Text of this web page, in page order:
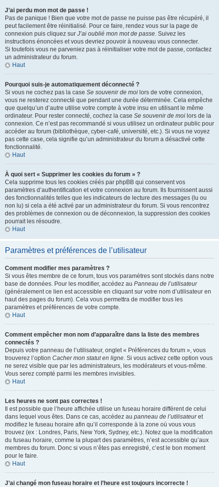
J’ai perdu mon mot de passe !
Pas de panique ! Bien que votre mot de passe ne puisse pas être récupéré, il
peut facilement être réinitialisé. Pour ce faire, rendez vous sur la page de
connexion puis cliquez sur J’ai oublié mon mot de passe. Suivez les
instructions énoncées et vous devriez pouvoir à nouveau vous connecter.
Si toutefois vous ne parveniez pas à réinitialiser votre mot de passe, contactez
un administrateur du forum.
Haut
Pourquoi suis-je automatiquement déconnecté ?
Si vous ne cochez pas la case Se souvenir de moi lors de votre connexion,
vous ne resterez connecté que pendant une durée déterminée. Cela empêche
que quelqu’un d’autre utilise votre compte à votre insu en utilisant le même
ordinateur. Pour rester connecté, cochez la case Se souvenir de moi lors de la
connexion. Ce n’est pas recommandé si vous utilisez un ordinateur public pour
accéder au forum (bibliothèque, cyber-café, université, etc.). Si vous ne voyez
pas cette case, cela signifie qu’un administrateur du forum a désactivé cette
fonctionnalité.
Haut
À quoi sert « Supprimer les cookies du forum » ?
Cela supprime tous les cookies créés par phpBB qui conservent vos
paramètres d’authentification et votre connexion au forum. Ils fournissent aussi
des fonctionnalités telles que les indicateurs de lecture des messages (lu ou
non lu) si cela a été activé par un administrateur du forum. Si vous rencontrez
des problèmes de connexion ou de déconnexion, la suppression des cookies
pourrait les résoudre.
Haut
Paramètres et préférences de l’utilisateur
Comment modifier mes paramètres ?
Si vous êtes membre de ce forum, tous vos paramètres sont stockés dans notre
base de données. Pour les modifier, accédez au Panneau de l’utilisateur
(généralement ce lien est accessible en cliquant sur votre nom d’utilisateur en
haut des pages du forum). Cela vous permettra de modifier tous les
paramètres et préférences de votre compte.
Haut
Comment empêcher mon nom d’apparaître dans la liste des membres
connectés ?
Depuis votre panneau de l’utilisateur, onglet « Préférences du forum », vous
trouverez l’option Cacher mon statut en ligne. Si vous activez cette option vous
ne serez visible que par les administrateurs, les modérateurs et vous-même.
Vous serez compté parmi les membres invisibles.
Haut
Les heures ne sont pas correctes !
Il est possible que l’heure affichée utilise un fuseau horaire différent de celui
dans lequel vous êtes. Dans ce cas, accédez au panneau de l’utilisateuret
modifiez le fuseau horaire afin qu’il corresponde à la zone où vous vous
trouvez (ex : Londres, Paris, New York, Sydney, etc.). Notez que la modification
du fuseau horaire, comme la plupart des paramètres, n’est accessible qu’aux
membres du forum. Donc si vous n’êtes pas enregistré, c’est le bon moment
pour le faire.
Haut
J’ai changé mon fuseau horaire et l’heure est toujours incorrecte !